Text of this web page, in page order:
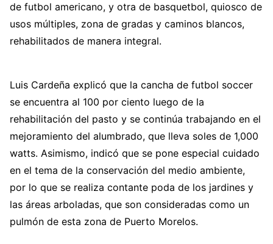
de futbol americano, y otra de basquetbol, quiosco de
usos múltiples, zona de gradas y caminos blancos,
rehabilitados de manera integral.
Luis Cardeña explicó que la cancha de futbol soccer
se encuentra al 100 por ciento luego de la
rehabilitación del pasto y se continúa trabajando en el
mejoramiento del alumbrado, que lleva soles de 1,000
watts. Asimismo, indicó que se pone especial cuidado
en el tema de la conservación del medio ambiente,
por lo que se realiza contante poda de los jardines y
las áreas arboladas, que son consideradas como un
pulmón de esta zona de Puerto Morelos.